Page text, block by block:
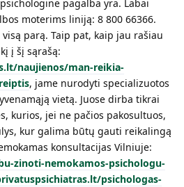
pagalba yra. Labai
moterims liniją: 8 800 66366.
parą. Taip pat, kaip jau rašiau
į šį sąrašą:
naujienos/man-reikia-
, jame nurodyti specializuotos
vietą. Juose dirba tikrai
kurios, jei ne pačios pakosultuos,
kur galima būtų gauti reikalingą
konsultacijas Vilniuje:
zinoti-nemokamos-psichologu-
psichologas-